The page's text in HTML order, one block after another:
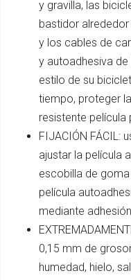
y gravilla, las
bastidor
y los cables de
y autoadhesiva de
estilo de su
tiempo, proteger
resistente
FIJACIÓN FÁCIL:
ajustar la película
escobilla de
película
mediante
0,15 mm de
humedad, hielo,